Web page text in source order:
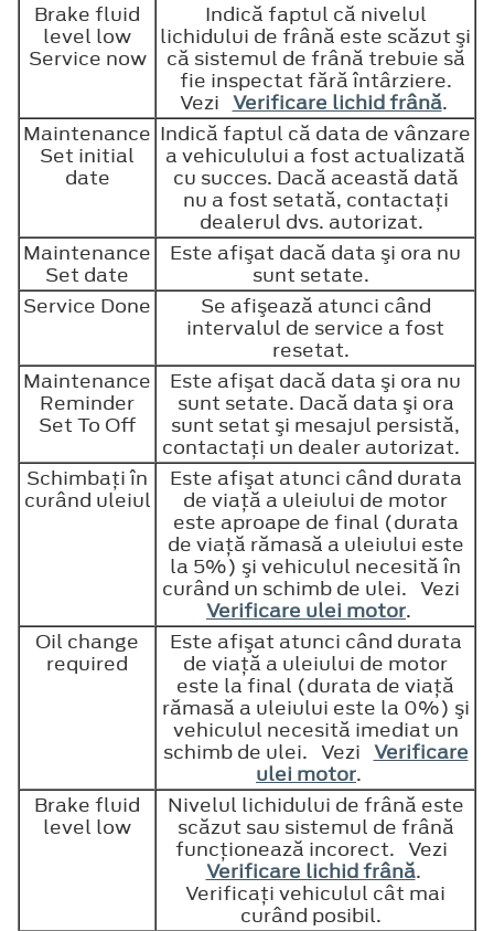
Brake fluid
level low
Service now
Indică faptul că nivelul
lichidului de frână este scăzut şi
că sistemul de frână trebuie să
fie inspectat fără întârziere.
Vezi Verificare lichid frână.
Maintenance
Set initial
date
Indică faptul că data de vânzare
a vehiculului a fost actualizată
cu succes. Dacă această dată
nu a fost setată, contactaţi
dealerul dvs. autorizat.
Maintenance
Set date
Este afişat dacă data şi ora nu
sunt setate.
Service Done
Se afişează atunci când
intervalul de service a fost
resetat.
Maintenance
Reminder
Set To Off
Este afişat dacă data şi ora nu
sunt setate. Dacă data şi ora
sunt setat şi mesajul persistă,
contactaţi un dealer autorizat.
Schimbaţi în
curând uleiul
Este afişat atunci când durata
de viaţă a uleiului de motor
este aproape de final (durata
de viaţă rămasă a uleiului este
la 5%) şi vehiculul necesită în
curând un schimb de ulei. Vezi
Verificare ulei motor.
Oil change
required
Este afişat atunci când durata
de viaţă a uleiului de motor
este la final (durata de viaţă
rămasă a uleiului este la 0%) şi
vehiculul necesită imediat un
schimb de ulei. Vezi Verificare
ulei motor.
Brake fluid
level low
Nivelul lichidului de frână este
scăzut sau sistemul de frână
funcţionează incorect. Vezi
Verificare lichid frână.
Verificaţi vehiculul cât mai
curând posibil.